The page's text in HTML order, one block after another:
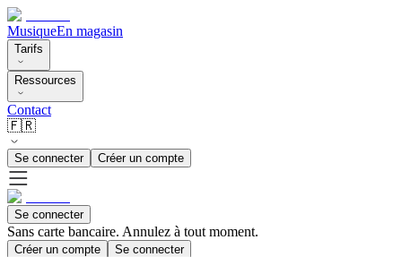
MusiqueEn magasin
Tarifs
Ressources
Contact
🇫🇷
Se connecter Créer un compte
Se connecter
Sans carte bancaire. Annulez à tout moment.
Créer un compte Se connecter